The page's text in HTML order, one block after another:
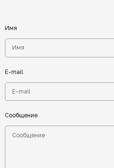
Имя
E-mail
Сообщение